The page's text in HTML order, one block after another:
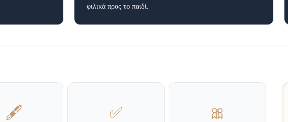
φιλικά προς το παιδί.
🖋️ ✅ 🎀